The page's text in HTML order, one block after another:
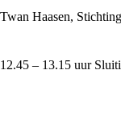
Twan Haasen,
12.45 – 13.15 uur